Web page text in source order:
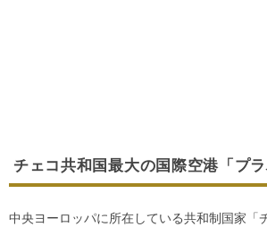
チェコ共和国最大の国際空港「プラ
中央ヨーロッパに所在している共和制国家「